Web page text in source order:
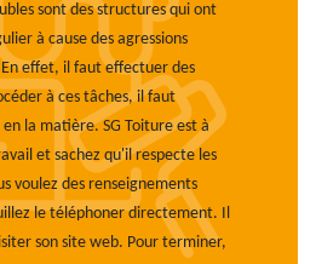
sont des structures qui ont
à cause des agressions
effet, il faut effectuer des
à ces tâches, il faut
la matière. SG Toiture est à
et sachez qu'il respecte les
voulez des renseignements
le téléphoner directement. Il
son site web. Pour terminer,